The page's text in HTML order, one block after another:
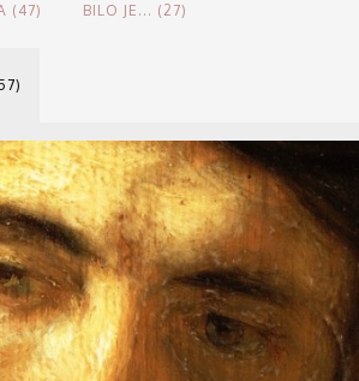
(47) BILO JE... (27)